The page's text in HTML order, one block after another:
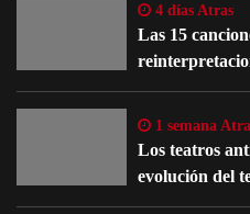
4 días Atras
Las 15
1 semana
Los teatros
evolución del